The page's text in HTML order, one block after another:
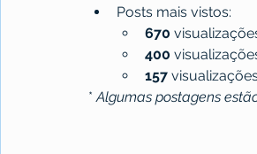
Posts mais vistos:
670
400
157
* Algumas postagens